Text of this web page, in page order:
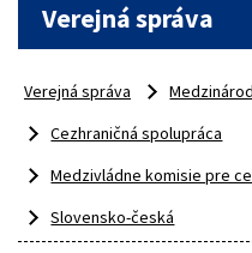
Verejná správa
Verejná správa
Cezhraničná spolupráca
Medzivládne komisie pre
Slovensko-česká